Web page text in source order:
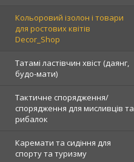
Кольоровий ізолон і товари
для ростових квітів
Decor_Shop
Татамі ластівчин хвіст (даянг,
будо-мати)
Тактичне спорядження/
спорядження для мисливців та
рибалок
Каремати та сидіння для
спорту та туризму